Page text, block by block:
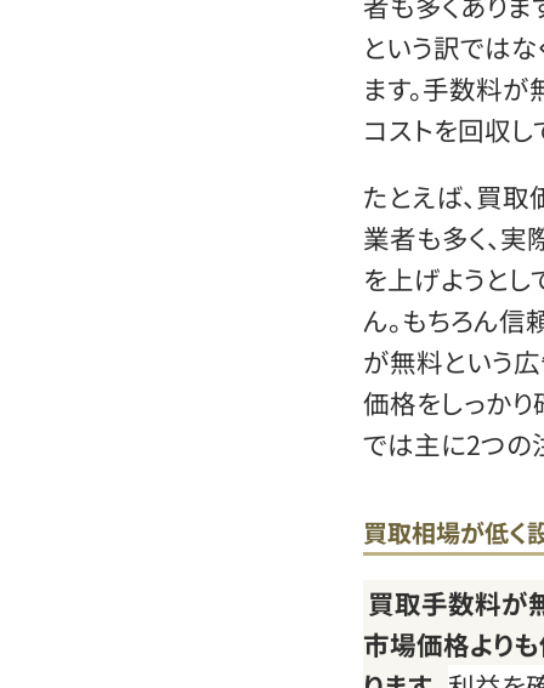
という訳ではな
ます。手数料
コストを回収
たとえば、買
業者も多く、
を上げようと
ん。もちろん
が無料という
価格をしっかり
では主に2つの
買取相場が低く
買取手数料が
市場価格より